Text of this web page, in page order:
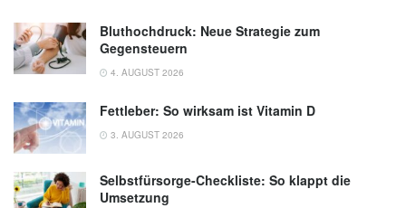
Bluthochdruck: Neue Strategie zum
Gegensteuern
4. AUGUST 2026
Fettleber: So wirksam ist Vitamin D
3. AUGUST 2026
Selbstfürsorge-Checkliste: So klappt die
Umsetzung